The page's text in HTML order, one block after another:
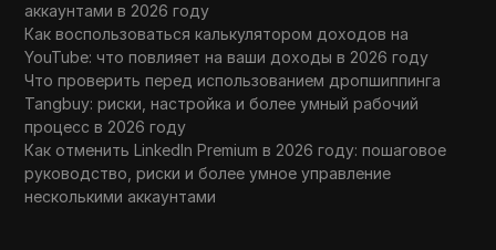
аккаунтами в 2026 году
Как воспользоваться калькулятором доходов на
YouTube: что повлияет на ваши доходы в 2026 году
Что проверить перед использованием дропшиппинга
Tangbuy: риски, настройка и более умный рабочий
процесс в 2026 году
Как отменить LinkedIn Premium в 2026 году: пошаговое
руководство, риски и более умное управление
несколькими аккаунтами